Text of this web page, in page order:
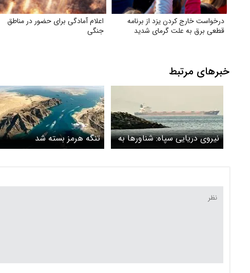
درخواست خارج کردن یزد از برنامه
قطعی برق به علت گرمای شدید
اعلام آمادگی برای حضور در مناطق
جنگی
خبرهای مرتبط
نیروی دریایی سپاه: شناورها به
تنگه هرمز نزدیک نشوند
تنگه هرمز بسته شد